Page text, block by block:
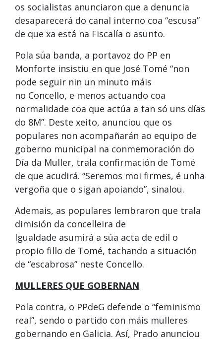
os socialistas anunciaron que a denuncia
desaparecerá do canal interno coa “escusa”
de que xa está na Fiscalía o asunto.
Pola súa banda, a portavoz do PP en
Monforte insistiu en que José Tomé “non
pode seguir nin un minuto máis
no Concello, e menos actuando coa
normalidade coa que actúa a tan só uns días
do 8M”. Deste xeito, anunciou que os
populares non acompañarán ao equipo de
goberno municipal na conmemoración do
Día da Muller, trala confirmación de Tomé
de que acudirá. “Seremos moi firmes, é unha
vergoña que o sigan apoiando”, sinalou.
Ademais, as populares lembraron que trala
dimisión da concelleira de
Igualdade asumirá a súa acta de edil o
propio fillo de Tomé, tachando a situación
de “escabrosa” neste Concello.
MULLERES QUE GOBERNAN
Pola contra, o PPdeG defende o “feminismo
real”, sendo o partido con máis mulleres
gobernando en Galicia. Así, Prado anunciou